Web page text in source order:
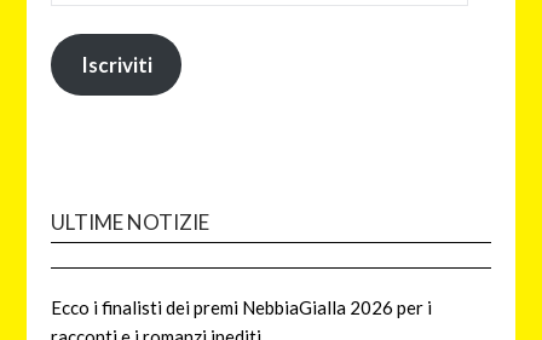
Iscriviti
ULTIME NOTIZIE
Ecco i finalisti dei premi NebbiaGialla 2026 per i